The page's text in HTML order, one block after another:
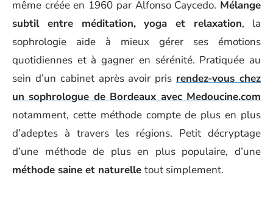
même créée en 1960 par Alfonso Caycedo. Mélange
subtil entre méditation, yoga et relaxation, la
sophrologie aide à mieux gérer ses émotions
quotidiennes et à gagner en sérénité. Pratiquée au
sein d’un cabinet après avoir pris rendez-vous chez
un sophrologue de Bordeaux avec Medoucine.com
notamment, cette méthode compte de plus en plus
d’adeptes à travers les régions. Petit décryptage
d’une méthode de plus en plus populaire, d’une
méthode saine et naturelle tout simplement.